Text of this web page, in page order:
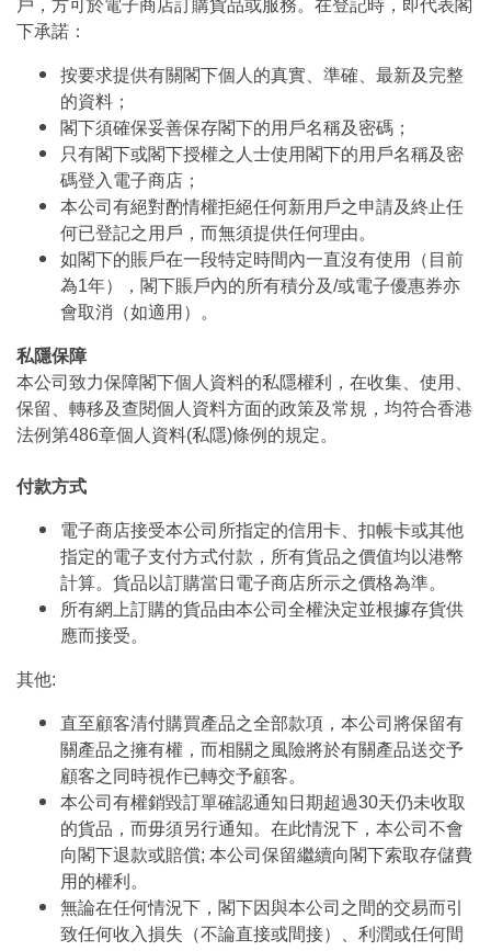
戶，方可於電子商店訂購貨品或服務。在登記時，即代表閣
下承諾：
按要求提供有關閣下個人的真實、準確、最新及完整
的資料；
閣下須確保妥善保存閣下的用戶名稱及密碼；
只有閣下或閣下授權之人士使用閣下的用戶名稱及密
碼登入電子商店；
本公司有絕對酌情權拒絕任何新用戶之申請及終止任
何已登記之用戶，而無須提供任何理由。
如閣下的賬戶在一段特定時間內一直沒有使用（目前
為1年），閣下賬戶內的所有積分及/或電子優惠券亦
會取消（如適用）。
私隱保障
本公司致力保障閣下個人資料的私隱權利，在收集、使用、
保留、轉移及查閱個人資料方面的政策及常規，均符合香港
法例第486章個人資料(私隱)條例的規定。
付款方式
電子商店接受本公司所指定的信用卡、扣帳卡或其他
指定的電子支付方式付款，所有貨品之價值均以港幣
計算。貨品以訂購當日電子商店所示之價格為準。
所有網上訂購的貨品由本公司全權決定並根據存貨供
應而接受。
其他:
直至顧客清付購買產品之全部款項，本公司將保留有
關產品之擁有權，而相關之風險將於有關產品送交予
顧客之同時視作已轉交予顧客。
本公司有權銷毀訂單確認通知日期超過30天仍未收取
的貨品，而毋須另行通知。在此情況下，本公司不會
向閣下退款或賠償; 本公司保留繼續向閣下索取存儲費
用的權利。
無論在任何情況下，閣下因與本公司之間的交易而引
致任何收入損失（不論直接或間接）、利潤或任何間